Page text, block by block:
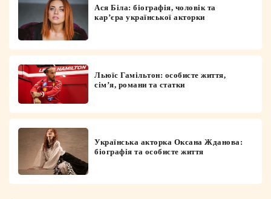
Ася Біла: біографія, чоловік та
кар’єра української акторки
Льюїс Гамільтон: особисте життя,
сім’я, романи та статки
Українська акторка Оксана Жданова:
біографія та особисте життя